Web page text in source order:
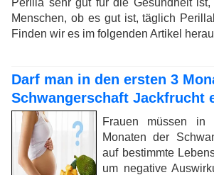
Menschen, ob es gut ist, täglich
Finden wir es im folgenden Artikel
Darf man in den ersten 3
Schwangerschaft Jackfrucht
Frauen müssen in
Monaten der
auf bestimmte
um negative